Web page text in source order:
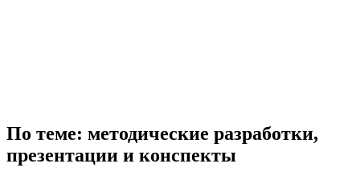
По теме: методические разработки,
презентации и конспекты